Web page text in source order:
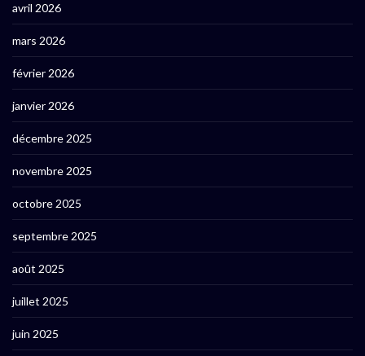
avril 2026
mars 2026
février 2026
janvier 2026
décembre 2025
novembre 2025
octobre 2025
septembre 2025
août 2025
juillet 2025
juin 2025